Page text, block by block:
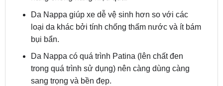
Da Nappa giúp xe dễ vệ sinh hơn so với các
loại da khác bởi tính chống thấm nước và ít bám
bụi bẩn.
Da Nappa có quá trình Patina (lên chất đen
trong quá trình sử dụng) nên càng dùng càng
sang trọng và bền đẹp.